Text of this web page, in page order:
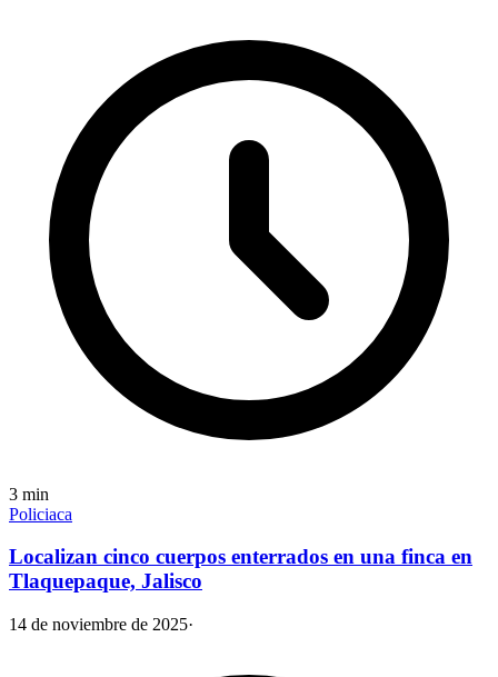
3 min
Policiaca
Localizan cinco cuerpos enterrados en una finca en
Tlaquepaque, Jalisco
14 de noviembre de 2025·